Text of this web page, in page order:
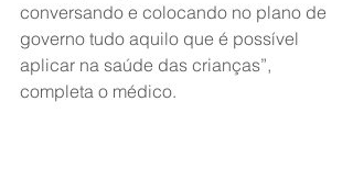
conversando e colocando no plano de
governo tudo aquilo que é possível
aplicar na saúde das crianças”,
completa o médico.